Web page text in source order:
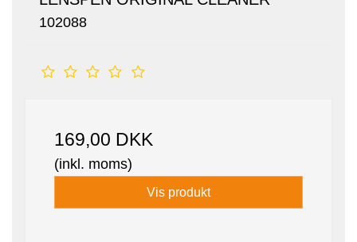
102088
169,00 DKK
(inkl. moms)
Vis produkt